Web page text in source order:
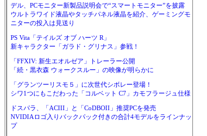
デル、PCモニター新製品説明会で“スマートモニター”を披露
ウルトラワイド液晶やタッチパネル液晶を紹介、ゲーミングモ
ニターの投入は見送り
PS Vita「テイルズ オブ ハーツ R」
新キャラクター「ガラド・グリナス」参戦！
「FFXIV: 新生エオルゼア」トレーラー公開
「続・黒衣森 ウォークスルー」の映像が明らかに
「グランツーリスモ５」に次世代シボレー登場！
シワ1つにもこだわった「コルベット C7」カモフラージュ仕様
ドスパラ、「ACIII」と「CoDBOII」推奨PCを発売
NVIDIAロゴ入りバックパック付きの合計4モデルをラインナッ
プ